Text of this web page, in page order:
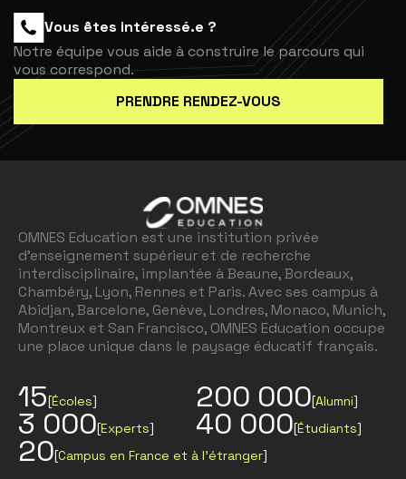
Vous êtes intéressé.e ?
Notre équipe vous aide à construire le parcours qui
vous correspond.
PRENDRE RENDEZ-VOUS
OMNES Education est une institution privée
d'enseignement supérieur et de recherche
interdisciplinaire, implantée à Beaune, Bordeaux,
Chambéry, Lyon, Rennes et Paris. Avec ses campus à
Abidjan, Barcelone, Genève, Londres, Monaco, Munich,
Montreux et San Francisco, OMNES Education occupe
une place unique dans le paysage éducatif français.
15[Écoles] 200 000[Alumni]
3 000[Experts] 40 000[Étudiants]
20[Campus en France et à l’étranger]